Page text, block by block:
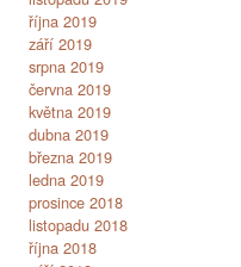
října 2019
září 2019
srpna 2019
června 2019
května 2019
dubna 2019
března 2019
ledna 2019
prosince 2018
listopadu 2018
října 2018